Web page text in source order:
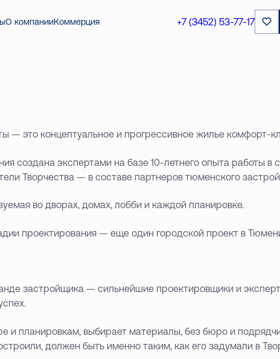
О компанииКоммерция +7 (3452) 53-77-17
— это концептуальное и прогрессивное жилье комфорт-
создана экспертами на базе 10-летнего опыта работы в
Творчества — в составе партнеров тюменского
во дворах, домах, лобби и каждой планировке.
проектирования — еще один городской проект в
застройщика — сильнейшие проектировщики и
и планировкам, выбирает материалы, без бюро и
должен быть именно таким, как его задумали в